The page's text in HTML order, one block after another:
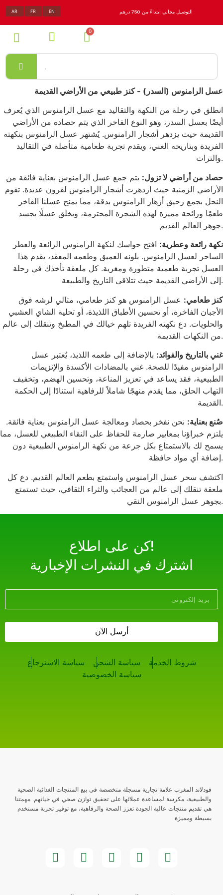
AR FR EN التوصيل مجاني ابتداءً من 750 درهم
عسل الرامنوس (السدر) - كنز طبيعي من الأراضي القديمة
انطلق في رحلة من النكهة والتقاليد مع عسل الرامنوس الذي يُعرف
أيضًا بعسل السدر، وهو النوع الفاخر الذي يتم حصاده من الأراضي
القديمة حيث يزدهر أشجار الرامنوس. يُشتهر عسل الرامنوس بنكهته
الفريدة وبتاريخه الغني، ويقدم تجربة طعامية متأصلة في التقاليد
والتراث.
حصاد من أراضي لا تزول: يتم جمع عسل الرامنوس بعناية فائقة من
الأراضي الزمنية حيث ازدهرت أشجار الرامنوس لقرون عديدة. تقوم
النحل بجمع رحيق أزهار الرامنوس بدقة، مما يمنح عسلنا الفاخر
طعمًا ورائحة مميزة لهذه الشجرة المحترمة، ويخلق عسلًا يجسد
جوهر العالم القديم.
نكهة رائعة وعطرية: افتح حواسك لنكهة الرامنوس الرائعة والعطر
الساحر لعسل الرامنوس. بلونه العميق وطعمه المعقد، يقدم هذا
العسل تجربة طعمية متطورة ومغرية. كل ملعقة تأخذك في رحلة
إلى الأراضي القديمة حيث تتلاقى التاريخ والطبيعة.
كنز طعامي: عسل الرامنوس هو كنز طعامي، مثالي لرشه فوق
الأجبان الفاخرة، أو تحسين الأطباق اللذيذة، أو تحلية الشاي العشبي
والحلويات. دع نكهته الفريدة تلهم خيالك في المطبخ وتنقلك إلى عالم
من النكهات القديمة.
غني بالتاريخ والفوائد: بالإضافة إلى طعمه اللذيذ، يُعتبر عسل
الرامنوس مفيدًا للصحة. غني بالمضادات الأكسدة والإنزيمات
الطبيعية، فقد يساعد في تعزيز المناعة، وتحسين الهضم، وتخفيف
التهاب الحلق، مما يقدم منهجًا شاملاً للرفاهية استنادًا إلى الحكمة
القديمة.
صُنع بعناية: نحن نفخر بحصاد ومعالجة عسل الرامنوس بعناية فائقة.
يلتزم خبراؤنا بمعايير صارمة للحفاظ على النقاء الطبيعي للعسل، مما
يسمح لك بالاستمتاع بكل جرعة من نكهة الرامنوس الطبيعية دون
إضافة أي مواد حافظة.
اكتشف سحر عسل الرامنوس واستمتع بطعم العالم القديم. دع كل
ملعقة تنقلك إلى عالم من العجائب والثراء الثقافي، حيث تستمتع
بجوهر عسل الرامنوس النقي.
!كن على اطلاع
اشترك في النشرات الإخبارية
أرسل الآن
شروط الخدمة سياسة الشحن
سياسة الاسترجاع
سياسة الخصوصية
فودلاند المغرب علامة تجارية مسجلة متخصصة في بيع المنتجات الغذائية الصحية
والطبيعية، مكرسة لمساعدة عملائها على تحقيق توازن صحي في حياتهم. مهمتنا
هي تقديم منتجات عالية الجودة تعزز الصحة والرفاهية، مع توفير تجربة مستخدم
بسيطة ومميزة